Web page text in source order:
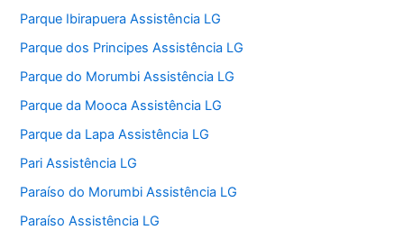
Parque Ibirapuera Assistência LG
Parque dos Principes Assistência LG
Parque do Morumbi Assistência LG
Parque da Mooca Assistência LG
Parque da Lapa Assistência LG
Pari Assistência LG
Paraíso do Morumbi Assistência LG
Paraíso Assistência LG